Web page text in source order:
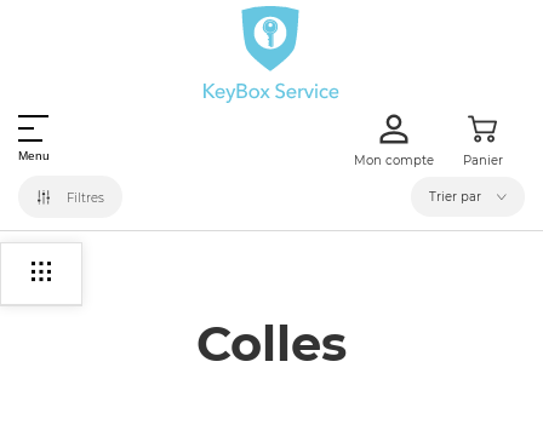
Menu Mon compte Panier
Filtres Trier par
Colles